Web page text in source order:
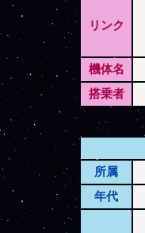
リンク
機体名
搭乗者
所属
年代